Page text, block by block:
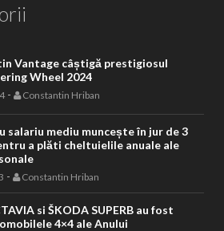
Vantage câștigă prestigiosul
Wheel 2024
- Constantin Hriban
salariu mediu muncește în jur de 3
a plăti cheltuielile anuale ale
- Constantin Hriban
si ŠKODA SUPERB au fost
4×4 ale Anului